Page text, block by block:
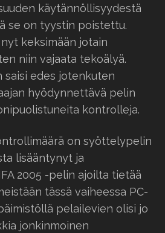
käytännöllisyydestä
se on tyystin poistettu.
keksimään jotain
niin vajaata tekoälyä.
edes jotenkuten
hyödynnettävä pelin
kontrolleja.
on syöttelypelin
lisääntynyt ja
2005 -pelin ajoilta tietää
tässä vaiheessa PC-
pelailevien olisi jo
jonkinmoinen